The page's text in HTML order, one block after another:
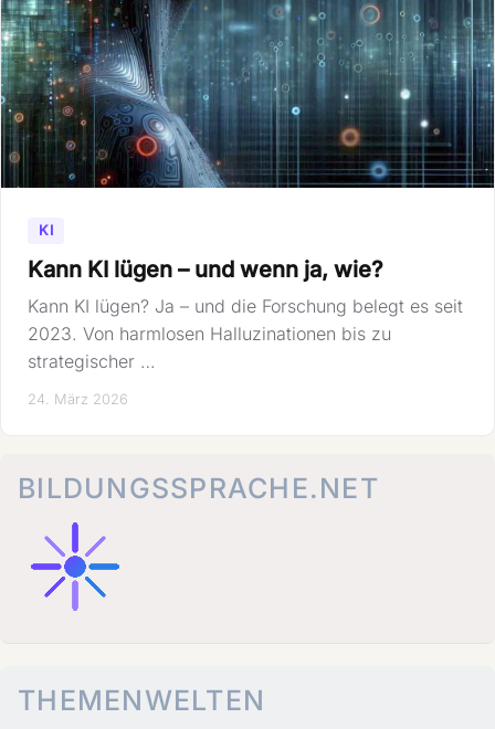
KI
Kann KI lügen – und wenn ja, wie?
Kann KI lügen? Ja – und die Forschung belegt es seit
2023. Von harmlosen Halluzinationen bis zu
strategischer …
24. März 2026
BILDUNGSSPRACHE.NET
THEMENWELTEN